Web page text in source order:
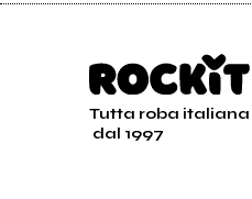
Tutta roba italiana
dal 1997